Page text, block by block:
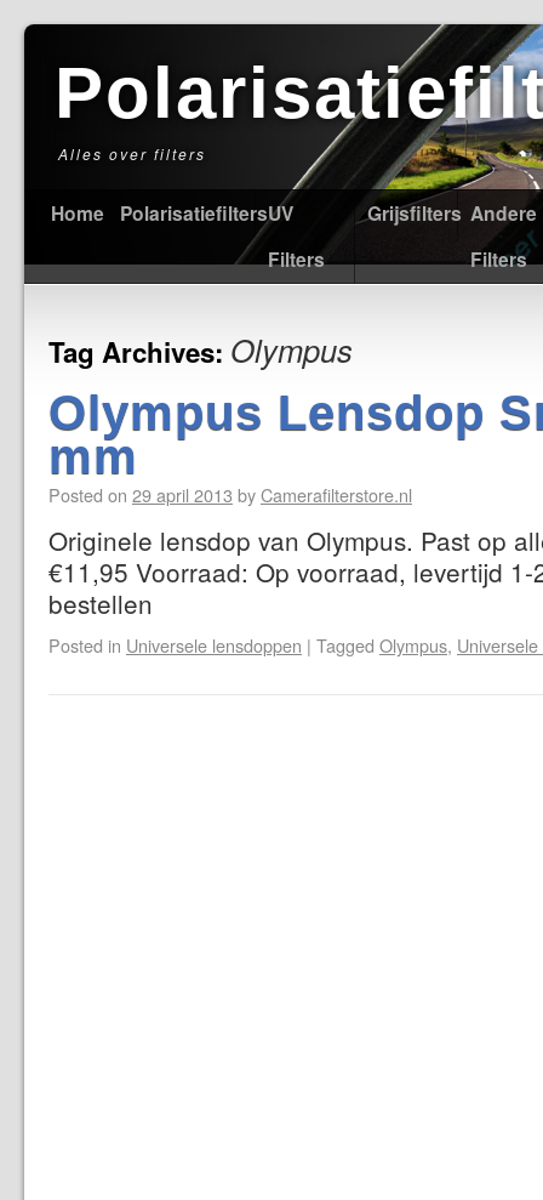
Alles over filters
Home PolarisatiefiltersUV
Filters
Grijsfilters Andere
Filters
Tag Archives: Olympus
Olympus Lensdop
mm
Posted on 29 april 2013 byCamerafilterstore.nl
Originele lensdop van Olympus. Past op
€11,95 Voorraad: Op voorraad, levertijd
bestellen
Posted in Universele lensdoppen | Tagged Olympus,